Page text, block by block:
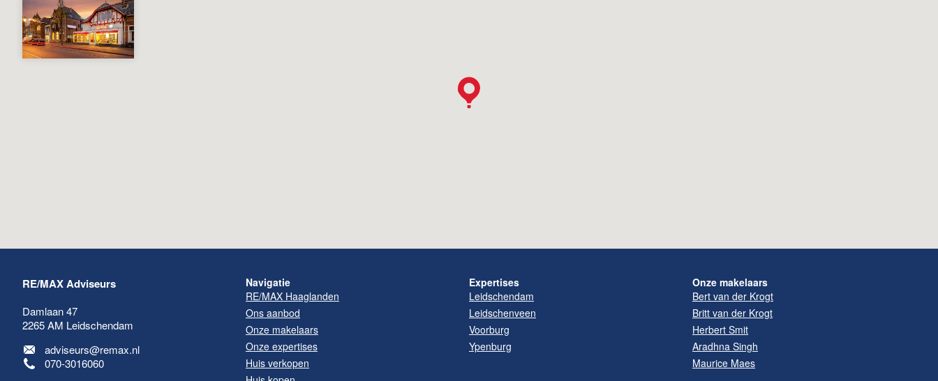
RE/MAX Adviseurs
Damlaan 47
2265 AM Leidschendam
adviseurs@remax.nl
070-3016060
Navigatie
RE/MAX Haaglanden
Ons aanbod
Onze makelaars
Onze expertises
Huis verkopen
Expertises
Leidschendam
Leidschenveen
Voorburg
Ypenburg
Onze makelaars
Bert van der Krogt
Britt van der Krogt
Herbert Smit
Aradhna Singh
Maurice Maes